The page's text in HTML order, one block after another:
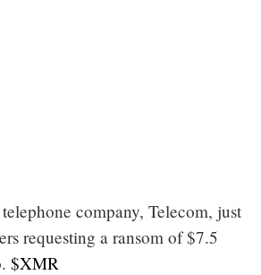
company, Telecom, just
requesting a ransom of $7.5
$XMR